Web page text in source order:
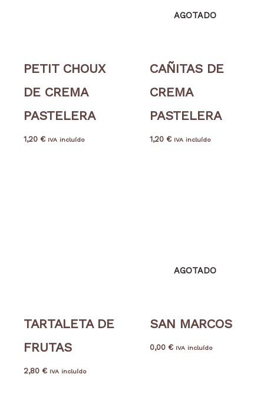
PETIT CHOUX
DE CREMA
PASTELERA
1,20 € IVA incluído
AGOTADO
CAÑITAS DE
CREMA
PASTELERA
1,20 € IVA incluído
TARTALETA DE
FRUTAS
2,80 € IVA incluído
AGOTADO
SAN MARCOS
0,00 € IVA incluído